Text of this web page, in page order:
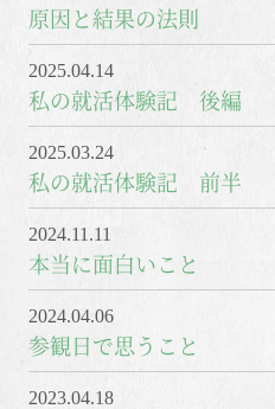
原因と結果の法則
2025.04.14
私の就活体験記 後編
2025.03.24
私の就活体験記 前半
2024.11.11
本当に面白いこと
2024.04.06
参観日で思うこと
2023.04.18